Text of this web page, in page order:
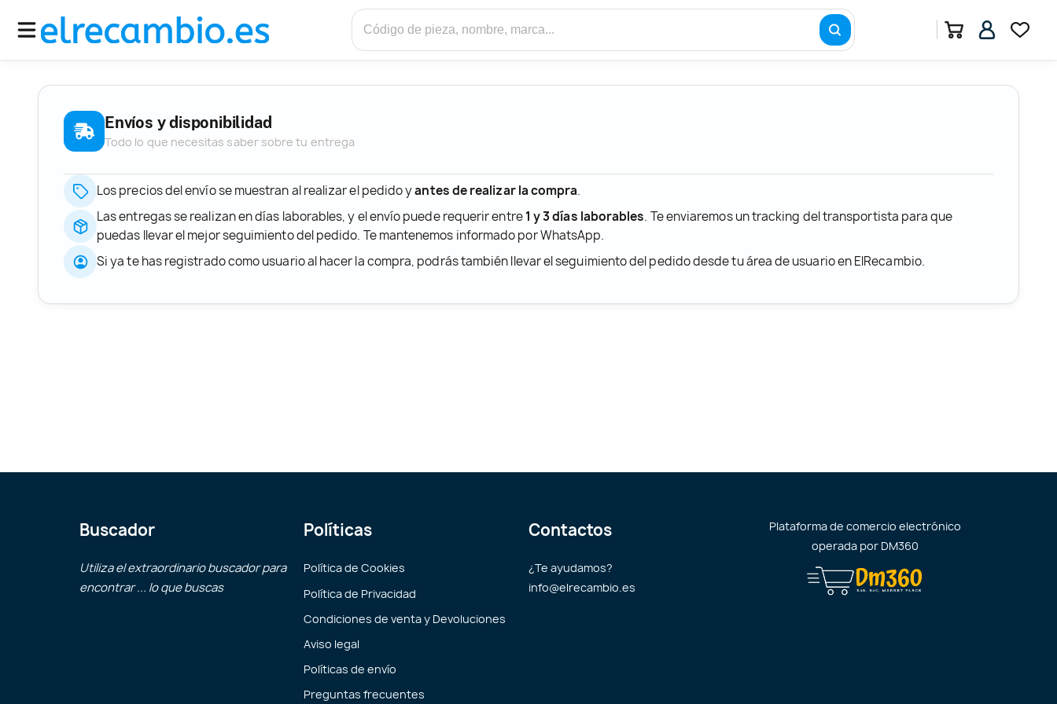
Envíos y disponibilidad
Todo lo que necesitas saber sobre tu entrega
Los precios del envío se muestran al realizar el pedido yantes de realizar la compra.
Las entregas se realizan en días laborables, y el envío puede requerir entre1 y 3 días laborables. Te enviaremos un tracking del transportista para que
puedas llevar el mejor seguimiento del pedido. Te mantenemos informado por WhatsApp.
Si ya te has registrado como usuario al hacer la compra, podrás también llevar el seguimiento del pedido desde tu área de usuario en ElRecambio.
Buscador
Utiliza el extraordinario buscador para
encontrar ... lo que buscas
Políticas
Política de Cookies
Política de Privacidad
Condiciones de venta y Devoluciones
Aviso legal
Políticas de envío
Preguntas frecuentes
Contactos
¿Te ayudamos?
info@elrecambio.es
Plataforma de comercio electrónico
operada por DM360